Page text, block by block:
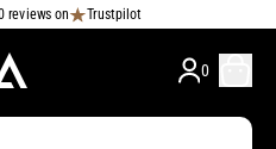
reviews on Trustpilot
0